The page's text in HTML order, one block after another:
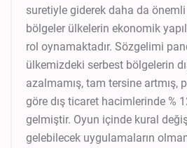
suretiyle giderek daha da
bölgeler ülkelerin ekonomik
rol oynamaktadır. Sözgelimi
ülkemizdeki serbest bölgelerin
azalmamış, tam tersine artmış,
göre dış ticaret hacimlerinde %
gelmiştir. Oyun içinde kural
gelebilecek uygulamaların